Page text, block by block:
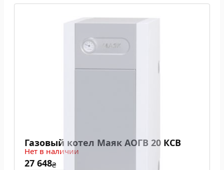
Газовый котел Маяк АОГВ 20 КСВ
Нет в наличии
27 648₴